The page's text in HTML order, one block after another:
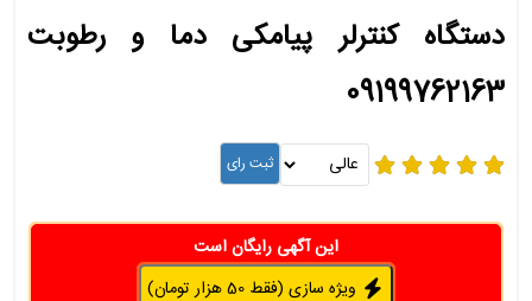
دستگاه کنترلر پیامکی دما و رطوبت
09199762163
این آگهی رایگان است
ویژه سازی (فقط 50 هزار تومان)